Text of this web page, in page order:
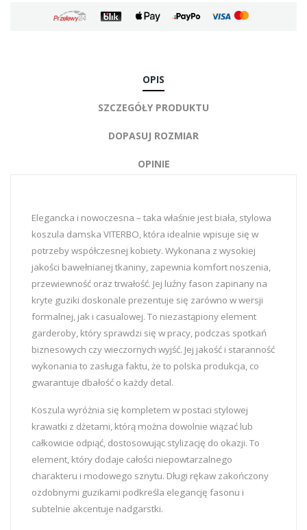
OPIS
SZCZEGÓŁY PRODUKTU
DOPASUJ ROZMIAR
OPINIE
Elegancka i nowoczesna – taka właśnie jest biała, stylowa
koszula damska VITERBO, która idealnie wpisuje się w
potrzeby współczesnej kobiety. Wykonana z wysokiej
jakości bawełnianej tkaniny, zapewnia komfort noszenia,
przewiewność oraz trwałość. Jej luźny fason zapinany na
kryte guziki doskonale prezentuje się zarówno w wersji
formalnej, jak i casualowej. To niezastąpiony element
garderoby, który sprawdzi się w pracy, podczas spotkań
biznesowych czy wieczornych wyjść. Jej jakość i staranność
wykonania to zasługa faktu, że to polska produkcja, co
gwarantuje dbałość o każdy detal.
Koszula wyróżnia się kompletem w postaci stylowej
krawatki z dżetami, którą można dowolnie wiązać lub
całkowicie odpiąć, dostosowując stylizację do okazji. To
element, który dodaje całości niepowtarzalnego
charakteru i modowego sznytu. Długi rękaw zakończony
ozdobnymi guzikami podkreśla elegancję fasonu i
subtelnie akcentuje nadgarstki.